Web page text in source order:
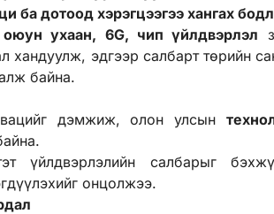
ба дотоод хэрэгцээгээ хангах
ухаан, 6G, чип үйлдвэрлэл
хандуулж, эдгээр салбарт төрийн
байна.
дэмжиж, олон улсын
үйлдвэрлэлийн салбарыг
онцолжээ.